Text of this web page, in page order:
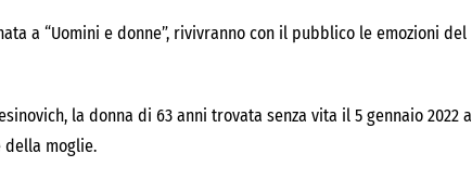
a “Uomini e donne”, rivivranno con il pubblico le emozioni del
, la donna di 63 anni trovata senza vita il 5 gennaio 2022 a
della moglie.